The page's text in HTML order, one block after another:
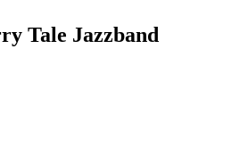
Tale Jazzband